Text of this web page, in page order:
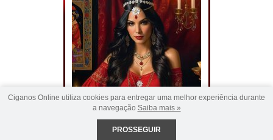
Ciganos Online utiliza cookies para entregar uma melhor experiência durante
a navegação Saiba mais »
PROSSEGUIR